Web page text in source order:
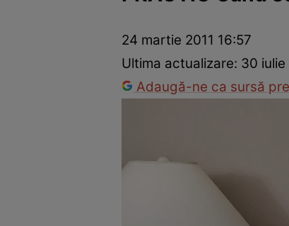
Dezvoltare personalăÎngrijire personalăCasă și
24 martie 2011 16:57
Ultima actualizare: 30 iulie
Adaugă-ne ca sursă